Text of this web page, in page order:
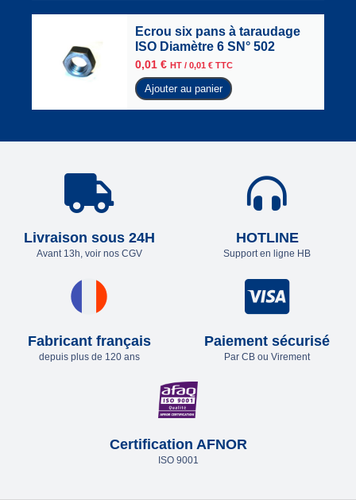
Ecrou six pans à taraudage
ISO Diamètre 6 SN° 502
0,01 € HT / 0,01 € TTC
Ajouter au panier
Livraison sous 24H
Avant 13h, voir nos CGV
HOTLINE
Support en ligne HB
Fabricant français
depuis plus de 120 ans
Paiement sécurisé
Par CB ou Virement
Certification AFNOR
ISO 9001